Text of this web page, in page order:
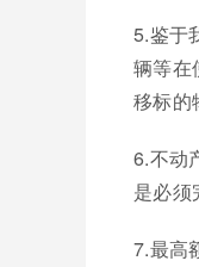
5.鉴于
辆等在
移标的
6.不动
是必须
7.最高